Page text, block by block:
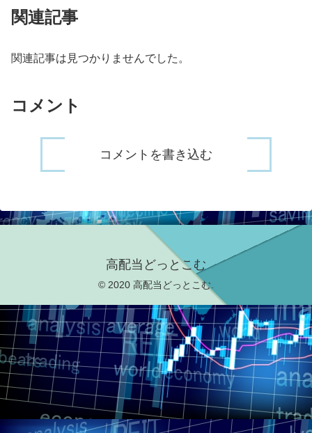
関連記事
関連記事は見つかりませんでした。
コメント
コメントを書き込む
高配当どっとこむ
© 2020 高配当どっとこむ.